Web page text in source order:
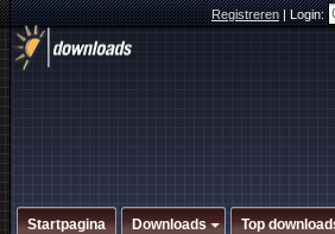
Registreren|Login:
Startpagina Downloads Top